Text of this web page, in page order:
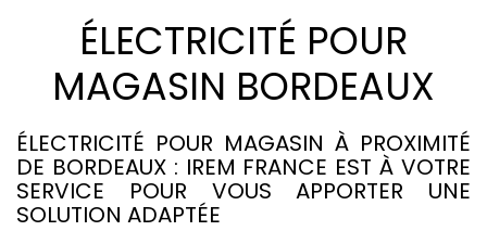
ÉLECTRICITÉ POUR
MAGASIN BORDEAUX
ÉLECTRICITÉ POUR MAGASIN À PROXIMITÉ
DE BORDEAUX : IREM FRANCE EST À VOTRE
SERVICE POUR VOUS APPORTER UNE
SOLUTION ADAPTÉE